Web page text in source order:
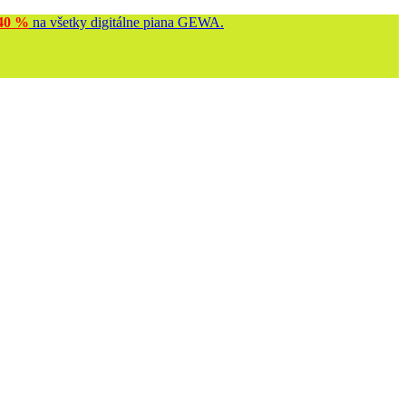
% na všetky digitálne piana GEWA.